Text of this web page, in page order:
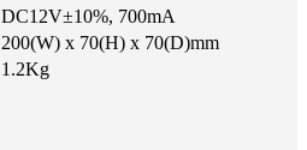
DC12V±10%, 700mA
200(W) x 70(H) x 70(D)mm
1.2Kg